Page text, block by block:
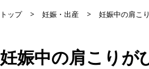
トップ 妊娠・出産 妊娠中の肩こ
妊娠中の肩こりが